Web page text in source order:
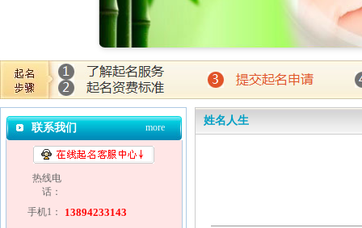
联系我们 more
热线电
话：
手机1：
13894233143
姓名人生